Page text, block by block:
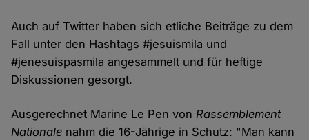
Auch auf Twitter haben sich etliche Beiträge zu dem
Fall unter den Hashtags #jesuismila und
#jenesuispasmila angesammelt und für heftige
Diskussionen gesorgt.
Ausgerechnet Marine Le Pen vonRassemblement
Nationale nahm die 16-Jährige in Schutz: "Man kann